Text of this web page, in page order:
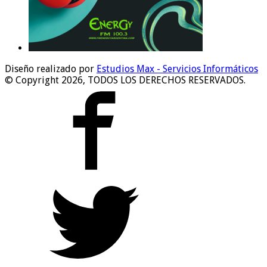
Diseño realizado por Estudios Max - Servicios Informáticos
© Copyright 2026, TODOS LOS DERECHOS RESERVADOS.